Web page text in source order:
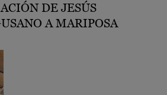
DE JESÚS
A MARIPOSA